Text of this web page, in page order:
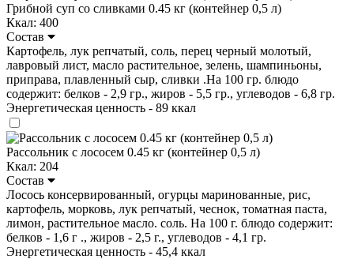
Грибной суп со сливками 0.45 кг (контейнер 0,5 л)
Ккал: 400
Состав
Картофель, лук репчатый, соль, перец черный молотый,
лавровый лист, масло растительное, зелень, шампиньоны,
приправа, плавленный сыр, сливки .На 100 гр. блюдо
содержит: белков - 2,9 гр., жиров - 5,5 гр., углеводов - 6,8 гр.
Энергетическая ценность - 89 ккал
Рассольник с лососем 0.45 кг (контейнер 0,5 л)
Ккал: 204
Состав
Лосось консервированный, огурцы маринованные, рис,
картофель, морковь, лук репчатый, чеснок, томатная паста,
лимон, растительное масло. соль. На 100 г. блюдо содержит:
белков - 1,6 г ., жиров - 2,5 г., углеводов - 4,1 гр.
Энергетическая ценность - 45,4 ккал